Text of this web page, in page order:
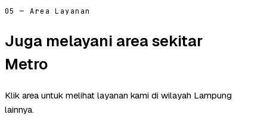
05 — Area Layanan
Juga melayani area sekitar
Metro
Klik area untuk melihat layanan kami di wilayah Lampung
lainnya.